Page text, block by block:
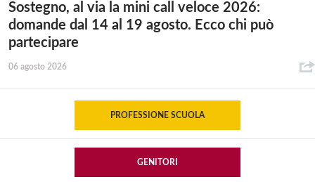
Sostegno, al via la mini call veloce 2026:
domande dal 14 al 19 agosto. Ecco chi può
partecipare
06 agosto 2026
PROFESSIONE SCUOLA
GENITORI